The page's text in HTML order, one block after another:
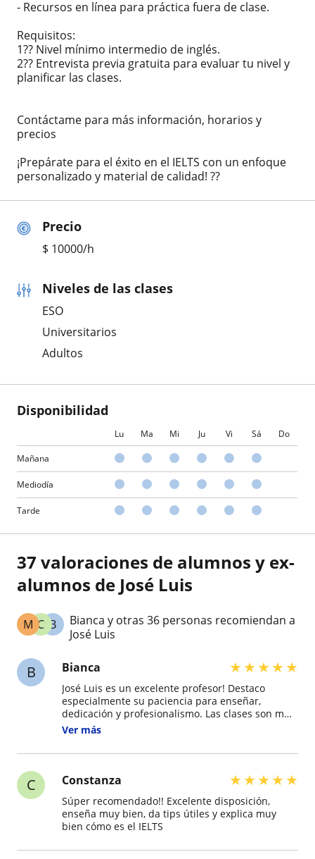
Precio
$ 10000/h
Niveles de las clases
ESO
Universitarios
Adultos
Disponibilidad
Lu Ma Mi Ju Vi Sá Do
Mañana
Mediodía
Tarde
- Recursos en línea para práctica fuera de clase.
Requisitos:
1?? Nivel mínimo intermedio de inglés.
2?? Entrevista previa gratuita para evaluar tu nivel y
planificar las clases.
Contáctame para más información, horarios y
precios
¡Prepárate para el éxito en el IELTS con un enfoque
personalizado y material de calidad! ??
37 valoraciones de alumnos y ex-
alumnos de José Luis
B
C
M
Bianca y otras 36 personas recomiendan a
José Luis
B Bianca ★★★★★
José Luis es un excelente profesor! Destaco
especialmente su paciencia para enseñar,
dedicación y profesionalismo. Las clases son muy
provechosas y además comparte material
fundamental para poder obtener los puntajes
Ver más
C Constanza ★★★★★
Súper recomendado!! Excelente disposición,
enseña muy bien, da tips útiles y explica muy
bien cómo es el IELTS